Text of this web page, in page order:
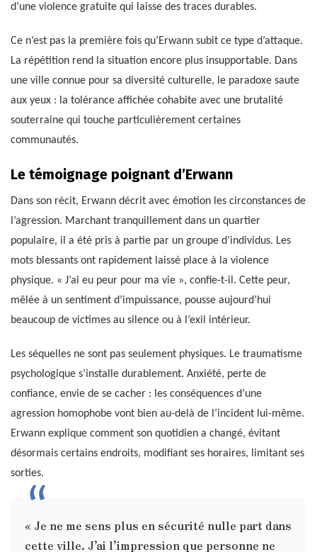
d’une violence gratuite qui laisse des traces durables.
Ce n’est pas la première fois qu’Erwann subit ce type d’attaque.
La répétition rend la situation encore plus insupportable. Dans
une ville connue pour sa diversité culturelle, le paradoxe saute
aux yeux : la tolérance affichée cohabite avec une brutalité
souterraine qui touche particulièrement certaines
communautés.
Le témoignage poignant d’Erwann
Dans son récit, Erwann décrit avec émotion les circonstances de
l’agression. Marchant tranquillement dans un quartier
populaire, il a été pris à partie par un groupe d’individus. Les
mots blessants ont rapidement laissé place à la violence
physique. « J’ai eu peur pour ma vie », confie-t-il. Cette peur,
mêlée à un sentiment d’impuissance, pousse aujourd’hui
beaucoup de victimes au silence ou à l’exil intérieur.
Les séquelles ne sont pas seulement physiques. Le traumatisme
psychologique s’installe durablement. Anxiété, perte de
confiance, envie de se cacher : les conséquences d’une
agression homophobe vont bien au-delà de l’incident lui-même.
Erwann explique comment son quotidien a changé, évitant
désormais certains endroits, modifiant ses horaires, limitant ses
sorties.
« Je ne me sens plus en sécurité nulle part dans
cette ville. J’ai l’impression que personne ne